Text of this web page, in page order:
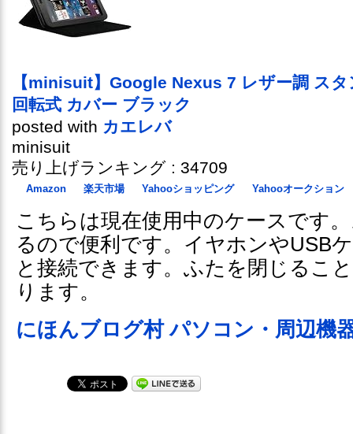
【minisuit】Google Nexus 7 レザー調 ス
回転式 カバー ブラック
posted with カエレバ
minisuit
売り上げランキング : 34709
Amazon 楽天市場 Yahooショッピング Yahooオークション
こちらは現在使用中のケースです
るので便利です。イヤホンやUSB
と接続できます。ふたを閉じるこ
ります。
にほんブログ村 パソコン・周辺機